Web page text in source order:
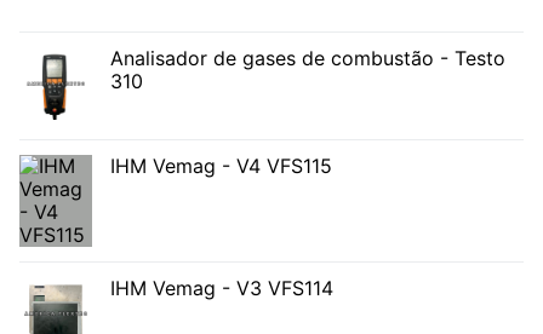
Analisador de gases de combustão - Testo
310
IHM Vemag - V4 VFS115
IHM Vemag - V3 VFS114